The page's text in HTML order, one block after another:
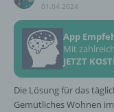
01.04.2024
App
Mit
JETZT
Die Lösung für das
Gemütliches Wohnen